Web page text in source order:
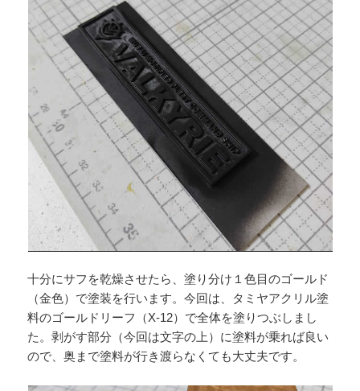
十分にサフを乾燥させたら、塗り分け１色目のゴールド
（金色）で塗装を行います。今回は、タミヤアクリル塗
料のゴールドリーフ（X-12）で全体を塗りつぶしまし
た。剥がす部分（今回は文字の上）に塗料が乗れば良い
ので、奥まで塗料が行き渡らなくても大丈夫です。